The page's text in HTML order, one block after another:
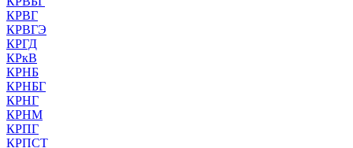
КРВГ
КРВГЭ
КРГД
КРкВ
КРНБ
КРНБГ
КРНГ
КРНМ
КРПГ
КРПСТ